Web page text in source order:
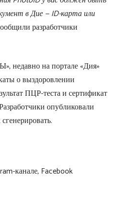
в Дие — ID-карта или
разработчики
недавно на портале «Дия»
о выздоровлении
ПЦР-теста и сертификат
опубликовали
канале, Facebook